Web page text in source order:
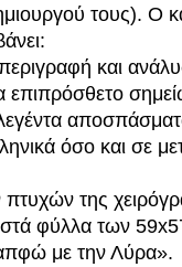
τους). Ο
και
επιπρόσθετο
όσο και σε
της
φύλλα των
με την Λύρα».